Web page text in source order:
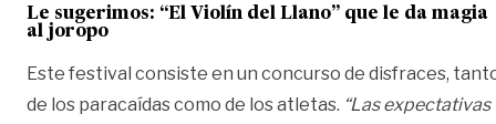
Le sugerimos: “El Violín del Llano” que le da magia
al joropo
Este festival consiste en un concurso de disfraces,
de los paracaídas como de los atletas. “Las expectativas